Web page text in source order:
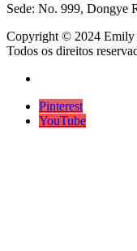
Sede: No. 999, Dongye
Copyright © 2024 Emily
Todos os direitos
Pinterest
YouTube